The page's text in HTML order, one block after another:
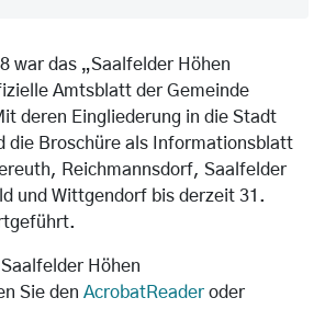
war das „Saalfelder Höhen
Amtsblatt der Gemeinde
deren Eingliederung in die Stadt
die Broschüre als Informationsblatt
Reichmannsdorf, Saalfelder
und Wittgendorf bis derzeit 31.
Höhen
Sie den AcrobatReader oder